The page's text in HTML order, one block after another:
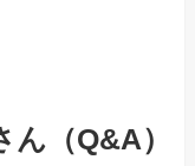
（Q&A）